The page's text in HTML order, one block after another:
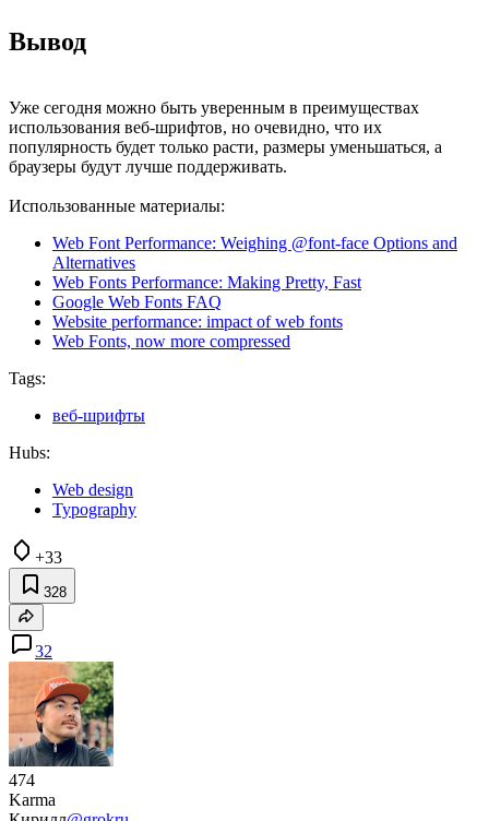
Вывод
Уже сегодня можно быть уверенным в преимуществах
использования веб-шрифтов, но очевидно, что их
популярность будет только расти, размеры уменьшаться, а
браузеры будут лучше поддерживать.
Использованные материалы:
Web Font Performance: Weighing @font-face Options and
Alternatives
Web Fonts Performance: Making Pretty, Fast
Google Web Fonts FAQ
Website performance: impact of web fonts
Web Fonts, now more compressed
Tags:
веб-шрифты
Hubs:
Web design
Typography
+33
328
32
474
Karma